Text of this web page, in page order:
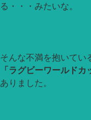
る・・・みたいな。
そんな不満を抱いてい
「ラグビーワールド
ありました。